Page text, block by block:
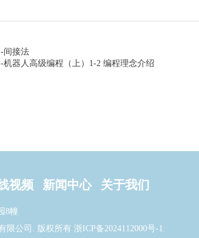
间接法
器人高级编程（上）1-2 编程理念介绍
视频 新闻中心 关于我们
8幢
限公司. 版权所有 浙ICP备2024112000号-1